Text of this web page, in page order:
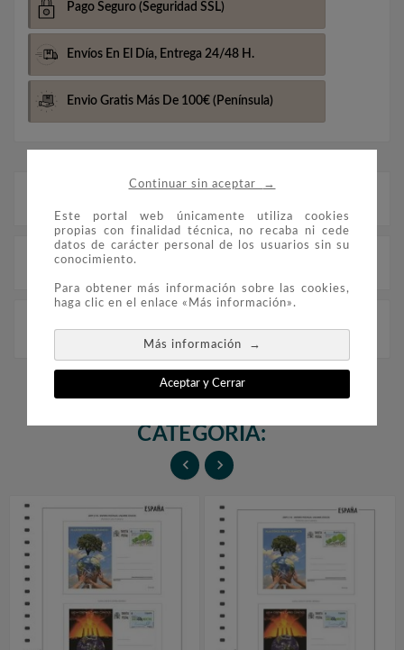
Continuar sin aceptar →
Este portal web únicamente utiliza cookies
propias con finalidad técnica, no recaba ni cede
datos de carácter personal de los usuarios sin su
conocimiento.
Para obtener más información sobre las cookies,
haga clic en el enlace «Más información».
Más información →
Aceptar y Cerrar
Pago Seguro (Seguridad SSL)
Envíos En El Día, Entrega 24/48 H.
Envio Gratis Más De 100€ (Península)
Detalles del producto
montar. El grupo contiene 45 hojas.
16 PRODUCTOS EN LA MISMA
CATEGORÍA:
 